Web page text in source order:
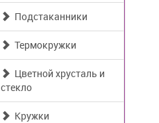
Подстаканники
Термокружки
Цветной хрусталь и
стекло
Кружки